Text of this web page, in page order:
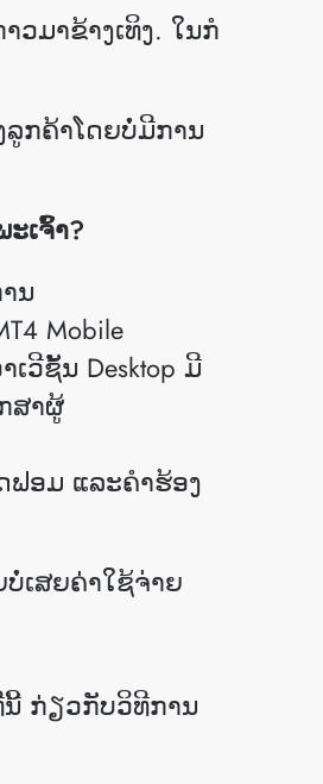
ວມາຂ້າງເທິງ. ໃນ​ກໍ​
ກຄ້າໂດຍບໍ່ມີການ
ເຈົ້າ?
ນ​
Mobile
ວີຊັ້ນ Desktop ມີ
ສາຜູ້
ດຟອມ ແລະຄໍາຮ້ອງ
ເສຍຄ່າໃຊ້ຈ່າຍ
ນີ້ ​ກ່ຽວກັບວິ​ທີ​ການ​